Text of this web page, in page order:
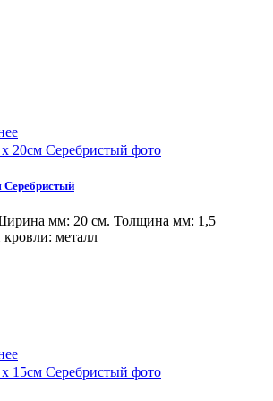
Серебристый
мм: 20 см. Толщина мм: 1,5
металл